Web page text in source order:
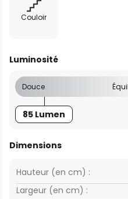
Couloir
Luminosité
Douce
85 Lumen
Dimensions
Largeur (en cm) :
Hauteur (en cm) :